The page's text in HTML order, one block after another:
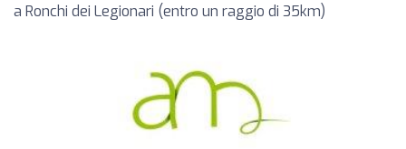
a Ronchi dei Legionari (entro un raggio di 35km)